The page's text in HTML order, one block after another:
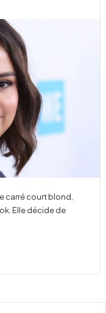
carré court blond,
Elle décide de